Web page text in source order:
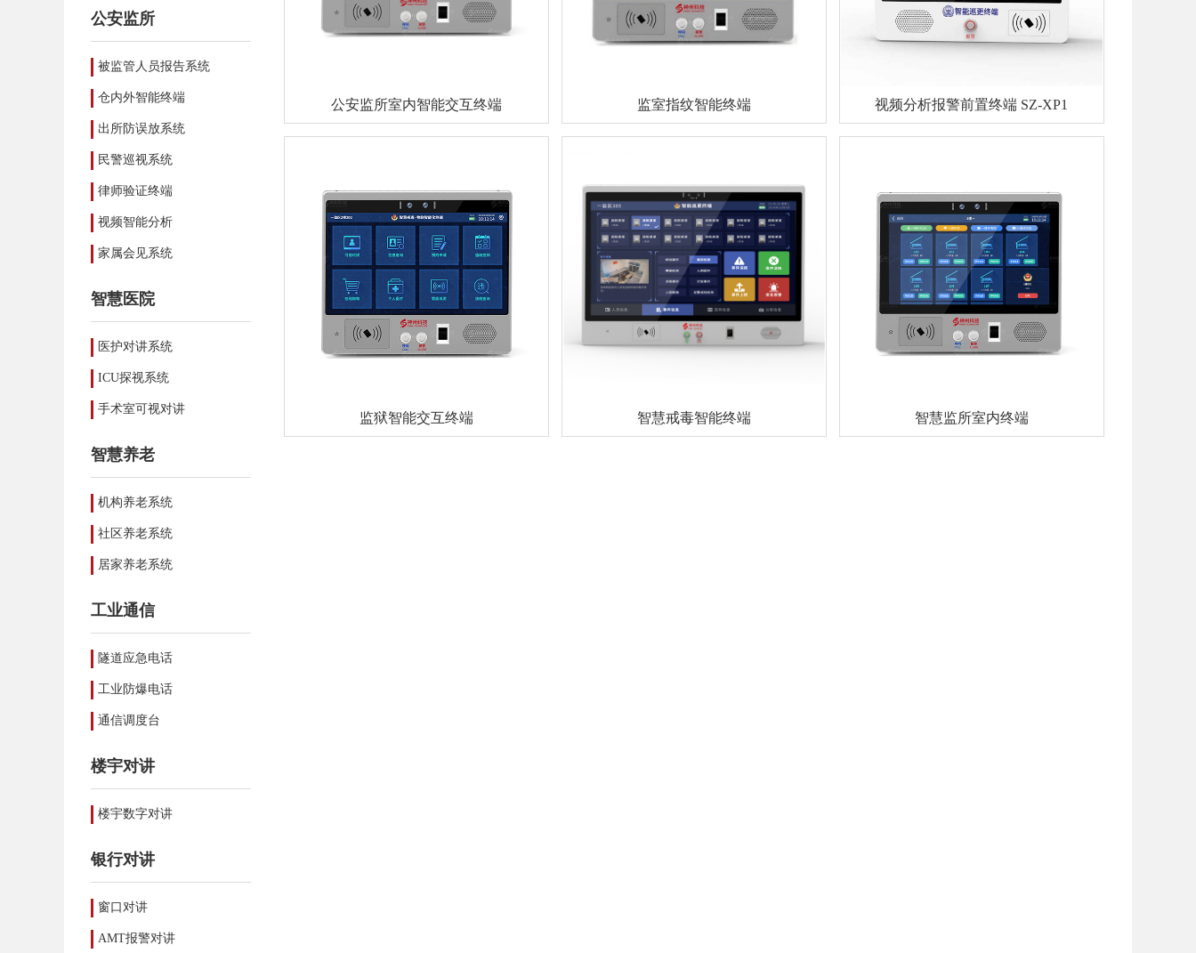
公安监所
被监管人员报告系统
仓内外智能终端
出所防误放系统
民警巡视系统
律师验证终端
视频智能分析
家属会见系统
智慧医院
医护对讲系统
ICU探视系统
手术室可视对讲
智慧养老
机构养老系统
社区养老系统
居家养老系统
工业通信
隧道应急电话
工业防爆电话
通信调度台
楼宇对讲
楼宇数字对讲
银行对讲
窗口对讲
AMT报警对讲
公安监所室内智能交互终端 监室指纹智能终端 视频分析报警前置终端 SZ-XP1
监狱智能交互终端 智慧戒毒智能终端 智慧监所室内终端